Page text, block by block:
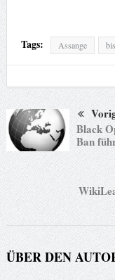
Tags: Assange
Black
Ban
ÜBER DEN